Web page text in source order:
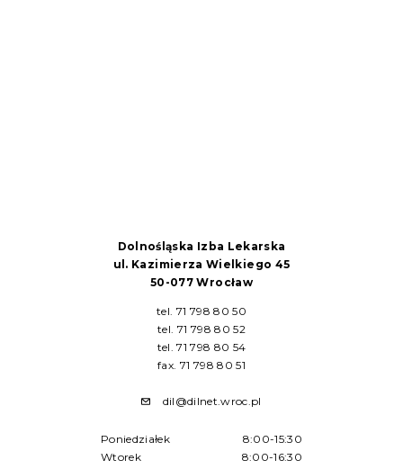
Dolnośląska Izba Lekarska
ul. Kazimierza Wielkiego 45
50-077 Wrocław
tel. 71 798 80 50
tel. 71 798 80 52
tel. 71 798 80 54
fax. 71 798 80 51
dil@dilnet.wroc.pl
Poniedziałek
8:00-15:30
Wtorek
8:00-16:30